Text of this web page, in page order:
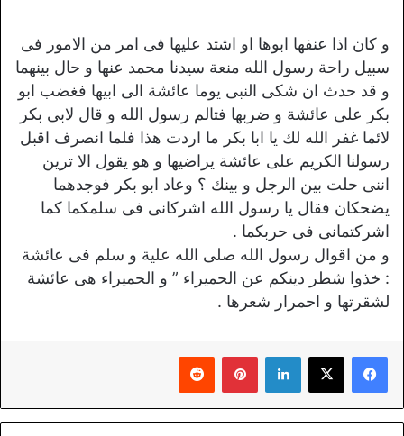
و كان اذا عنفها ابوها او اشتد عليها فى امر من الامور فى
سبيل راحة رسول الله منعة سيدنا محمد عنها و حال بينهما
و قد حدث ان شكى النبى يوما عائشة الى ابيها فغضب ابو
بكر على عائشة و ضربها فتالم رسول الله و قال لابى بكر
لائما غفر الله لك يا ابا بكر ما اردت هذا فلما انصرف اقبل
رسولنا الكريم على عائشة يراضيها و هو يقول الا ترين
اننى حلت بين الرجل و بينك ؟ وعاد ابو بكر فوجدهما
يضحكان فقال يا رسول الله اشركانى فى سلمكما كما
اشركتمانى فى حربكما .
و من اقوال رسول الله صلى الله علية و سلم فى عائشة
: خذوا شطر دينكم عن الحميراء ” و الحميراء هى عائشة
لشقرتها و احمرار شعرها .
لينكدإن بينتيريست